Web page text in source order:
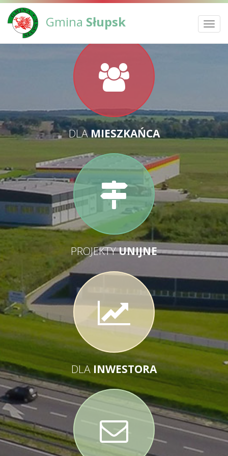
Gmina Słupsk
DLAMIESZKAŃCA
PROJEKTYUNIJNE
DLA INWESTORA